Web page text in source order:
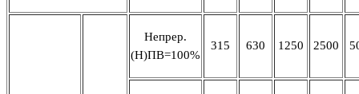
Непрер.
(Н)ПВ=100%
315 630 1250 2500